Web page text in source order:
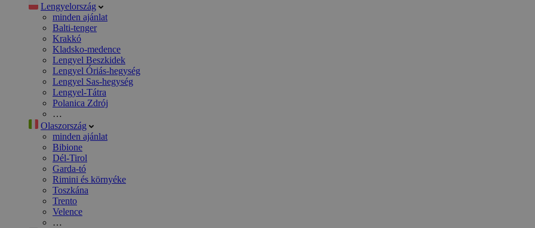
Lengyelország
minden ajánlat
Balti-tenger
Krakkó
Kladsko-medence
Lengyel Beszkidek
Lengyel Óriás-hegység
Lengyel Sas-hegység
Lengyel-Tátra
Polanica Zdrój
…
Olaszország
minden ajánlat
Bibione
Dél-Tirol
Garda-tó
Rimini és környéke
Toszkána
Trento
Velence
…